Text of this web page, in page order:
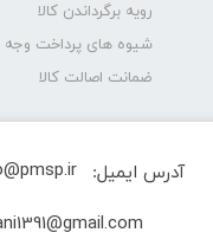
رویه برگرداندن کالا
شیوه های پرداخت وجه
ضمانت اصالت کالا
آدرس ایمیل: